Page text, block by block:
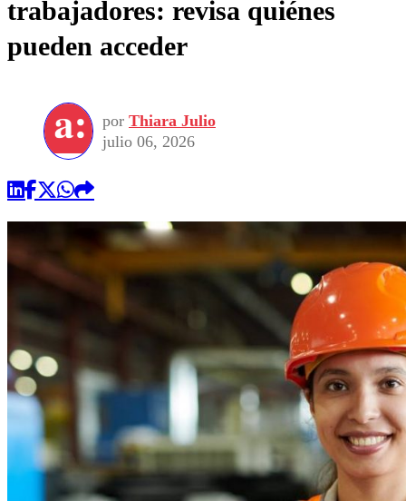
trabajadores: revisa quiénes
pueden acceder
por Thiara Julio
julio 06, 2026